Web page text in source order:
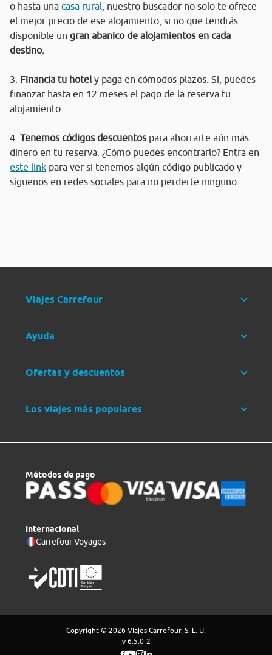
o hasta una casa rural , nuestro buscador no solo te ofrece
el mejor precio de ese alojamiento, si no que tendrás
disponible un gran abanico de alojamientos en cada
destino.
3. Financia tu hotely paga en cómodos plazos. Sí, puedes
finanzar hasta en 12 meses el pago de la reserva tu
alojamiento.
4. Tenemos códigos descuentos para ahorrarte aún más
dinero en tu reserva. ¿Cómo puedes encontrarlo? Entra en
este link para ver si tenemos algún código publicado y
síguenos en redes sociales para no perderte ninguno.
Viajes Carrefour
Ayuda
Ofertas y descuentos
Los viajes más populares
Métodos de pago
Internacional
Carrefour Voyages
Copyright © 2026 Viajes Carrefour, S. L. U.
v 6.5.0-2